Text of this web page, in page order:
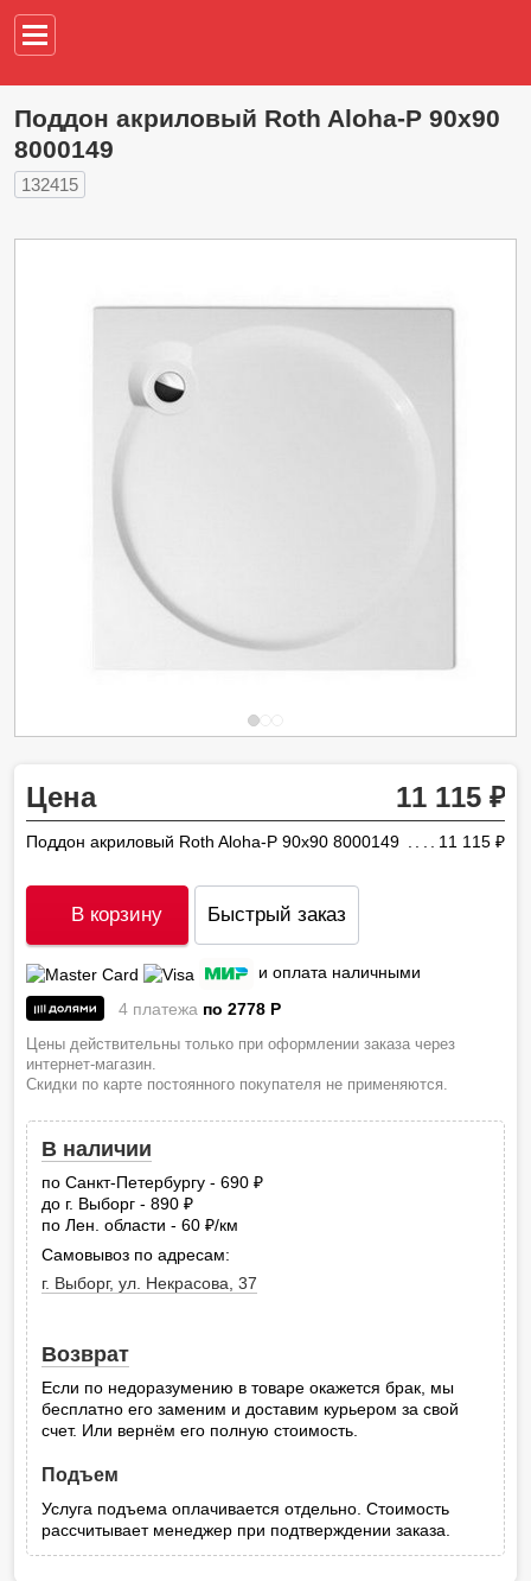
Поддон акриловый Roth Aloha-P 90х90
8000149
132415
Цена 11 115
Поддон акриловый Roth Aloha-P 90х90 8000149 11 115
В корзину Быстрый заказ
и оплата наличными
4 платежа по 2778 P
Цены действительны только при оформлении заказа через
интернет-магазин.
Скидки по карте постоянного покупателя не применяются.
В наличии
по Санкт-Петербургу - 690
до г. Выборг - 890
по Лен. области - 60
руб.
/км
Самовывоз по адресам:
г. Выборг, ул. Некрасова, 37
Возврат
Если по недоразумению в товаре окажется брак, мы
бесплатно его заменим и доставим курьером за свой
счет. Или вернём его полную стоимость.
Подъем
Услуга подъема оплачивается отдельно. Стоимость
рассчитывает менеджер при подтверждении заказа.